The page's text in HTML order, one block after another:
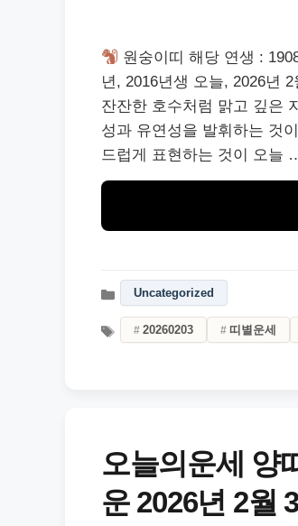
원숭이띠 해당 연생 :
년, 2016년생 오늘, 2026년
잔잔한 호수처럼 맑고 깊은
성과 유연성을 발휘하는 것
드럽게 표현하는 것이 오늘
Uncategorized
20260203 띠별운세
오늘의운세 양
운 2026년 2월